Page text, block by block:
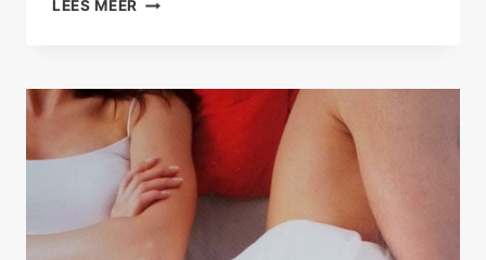
LEES MEER
EEND
–
FAMILIEPROBLEMEN
II